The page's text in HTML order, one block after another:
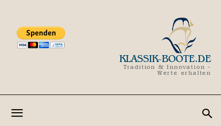
KLASSIK-BOOTE.DE
Tradition & Innovation -
Werte erhalten